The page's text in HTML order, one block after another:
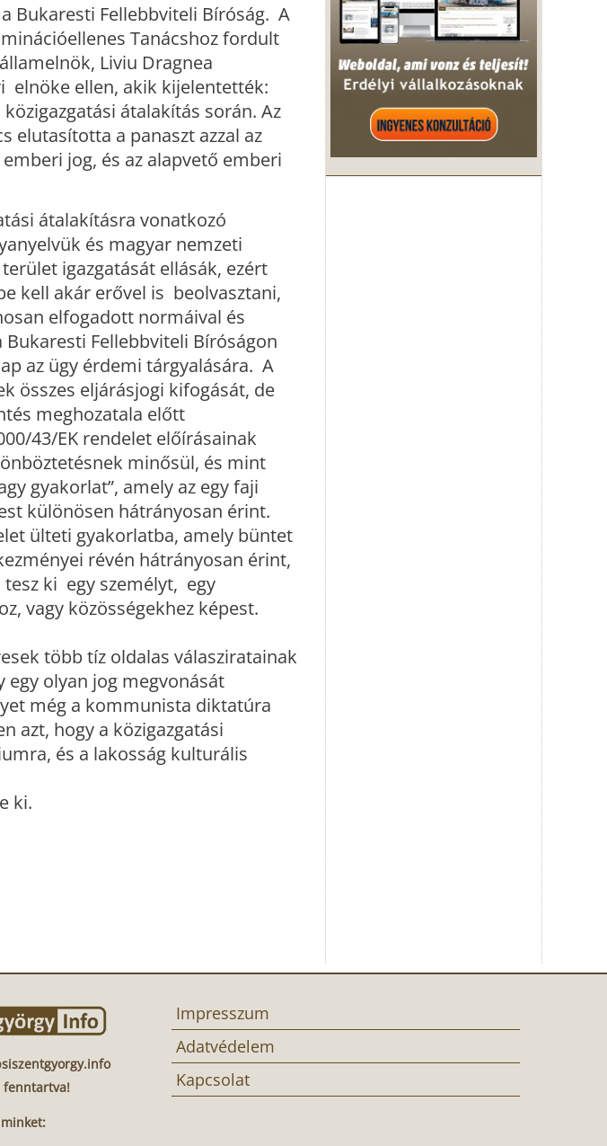
Bukaresti Fellebbviteli Bíróság. A
Tanácshoz fordult
Liviu Dragnea
elnöke ellen, akik kijelentették:
átalakítás során. Az
elutasította a panaszt azzal az
jog, és az alapvető emberi
átalakításra vonatkozó
és magyar nemzeti
igazgatását ellásák, ezért
kell akár erővel is beolvasztani,
elfogadott normáival és
Bukaresti Fellebbviteli Bíróságon
az ügy érdemi tárgyalására. A
összes eljárásjogi kifogását, de
meghozatala előtt
43/EK rendelet előírásainak
minősül, és mint
gyakorlat”, amely az egy faji
különösen hátrányosan érint.
ülteti gyakorlatba, amely büntet
révén hátrányosan érint,
ki egy személyt, egy
vagy közösségekhez képest.
több tíz oldalas válasziratainak
olyan jog megvonását
még a kommunista diktatúra
azt, hogy a közigazgatási
és a lakosság kulturális
ki.
Impresszum
Adatvédelem
Kapcsolat